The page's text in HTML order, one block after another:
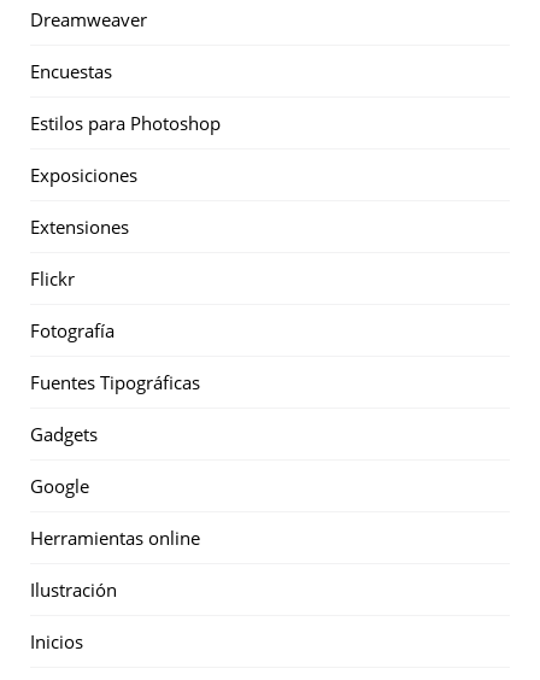
Dreamweaver
Encuestas
Estilos para Photoshop
Exposiciones
Extensiones
Flickr
Fotografía
Fuentes Tipográficas
Gadgets
Google
Herramientas online
Ilustración
Inicios